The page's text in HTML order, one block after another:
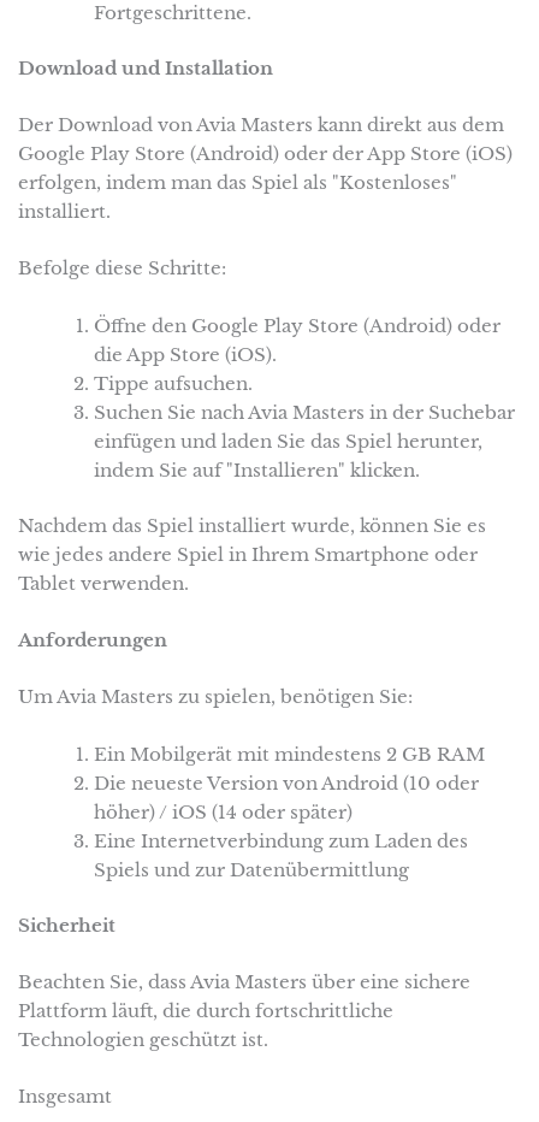
Fortgeschrittene.
Download und Installation
Der Download von Avia Masters kann direkt aus dem
Google Play Store (Android) oder der App Store (iOS)
erfolgen, indem man das Spiel als "Kostenloses"
installiert.
Befolge diese Schritte:
Öffne den Google Play Store (Android) oder
die App Store (iOS).
Tippe aufsuchen.
Suchen Sie nach Avia Masters in der Suchebar
einfügen und laden Sie das Spiel herunter,
indem Sie auf "Installieren" klicken.
Nachdem das Spiel installiert wurde, können Sie es
wie jedes andere Spiel in Ihrem Smartphone oder
Tablet verwenden.
Anforderungen
Um Avia Masters zu spielen, benötigen Sie:
Ein Mobilgerät mit mindestens 2 GB RAM
Die neueste Version von Android (10 oder
höher) / iOS (14 oder später)
Eine Internetverbindung zum Laden des
Spiels und zur Datenübermittlung
Sicherheit
Beachten Sie, dass Avia Masters über eine sichere
Plattform läuft, die durch fortschrittliche
Technologien geschützt ist.
Insgesamt